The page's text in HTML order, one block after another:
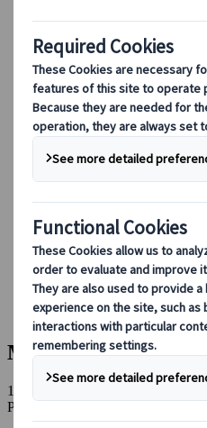
Blog
Consejos de viaje para
Destinos destacados
Perspectivas culturales
Experiencias
Recorre Japón en tren
Preguntas frecuentes
Información práctica
Etiqueta en Japón
Conducir en Japón
Reservar con nosotros
Japan Rail Pass
Alojamiento
Asesoramiento virtual
Japanspecialist
Consejos de viaje para cada
Museos en Japón: Una
Museos en Japón:
17 ene 2023
Perspectivas culturales